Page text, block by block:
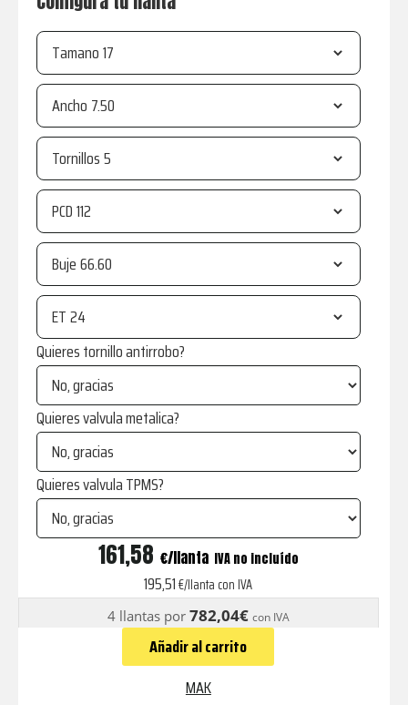
Tamano
Ancho
Tornillos
PCD
Buje
ET
Quieres tornillo antirrobo?
Quieres valvula metalica?
Quieres valvula TPMS?
BLACK
cantidad
161,58 € IVA no incluído
195,51€/llanta con IVA
4 llantas por 782,04€ con IVA
Añadir al carrito
MAK